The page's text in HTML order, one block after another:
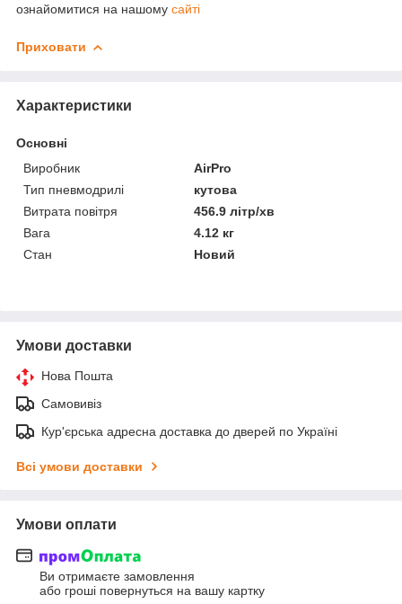
ознайомитися на нашому сайті
Приховати
Характеристики
Основні
Виробник
AirPro
Тип пневмодрилі
кутова
Витрата повітря
456.9 літр/хв
Вага
4.12 кг
Стан
Новий
Умови доставки
Нова Пошта
Самовивіз
Кур'єрська адресна доставка до дверей по Україні
Всі умови доставки
Умови оплати
Ви отримаєте замовлення
або гроші повернуться на вашу картку